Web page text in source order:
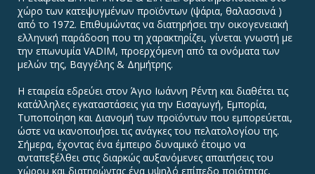
χώρο των κατεψυγμένων προϊόντων (ψάρια, θαλασσινά )
από το 1972. Επιθυμώντας να διατηρήσει την οικογενειακή
ελληνική παράδοση που τη χαρακτηρίζει, γίνεται γνωστή με
την επωνυμία VADIΜ, προερχόμενη από τα ονόματα των
μελών της, Βαγγέλης & Δημήτρης.
Η εταιρεία εδρεύει στον Άγιο Ιωάννη Ρέντη και διαθέτει τις
κατάλληλες εγκαταστάσεις για την Εισαγωγή, Εμπορία,
Τυποποίηση και Διανομή των προϊόντων που εμπορεύεται,
ώστε να ικανοποιήσει τις ανάγκες του πελατολογίου της.
Σήμερα, έχοντας ένα έμπειρο δυναμικό έτοιμο να
ανταπεξέλθει στις διαρκώς αυξανόμενες απαιτήσεις του
χώρου και διατηρώντας ένα υψηλό επίπεδο ποιότητας,